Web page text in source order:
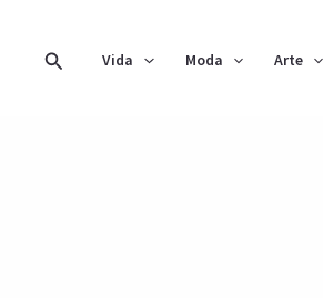
Pesquisar
Vida Moda Arte